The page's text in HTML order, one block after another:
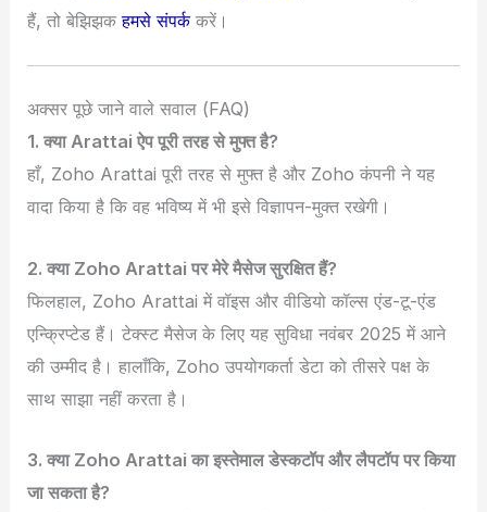
हैं, तो बेझिझकहमसे संपर्ककरें।
अक्सर पूछे जाने वाले सवाल (FAQ)
1. क्या Arattai ऐप पूरी तरह से मुफ्त है?
हाँ, Zoho Arattai पूरी तरह से मुफ्त है और Zoho कंपनी ने यह
वादा किया है कि वह भविष्य में भी इसे विज्ञापन-मुक्त रखेगी।
2. क्या Zoho Arattai पर मेरे मैसेज सुरक्षित हैं?
फिलहाल, Zoho Arattai में वॉइस और वीडियो कॉल्स एंड-टू-एंड
एन्क्रिप्टेड हैं। टेक्स्ट मैसेज के लिए यह सुविधा नवंबर 2025 में आने
की उम्मीद है। हालाँकि, Zoho उपयोगकर्ता डेटा को तीसरे पक्ष के
साथ साझा नहीं करता है।
3. क्या Zoho Arattai का इस्तेमाल डेस्कटॉप और लैपटॉप पर किया
जा सकता है?